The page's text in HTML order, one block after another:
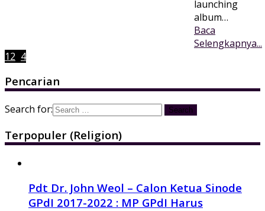
launching
album…
Baca
Selengkapnya...
12 4
Pencarian
Search for:
Terpopuler (Religion)
Pdt Dr. John Weol – Calon Ketua Sinode
GPdI 2017-2022 : MP GPdI Harus